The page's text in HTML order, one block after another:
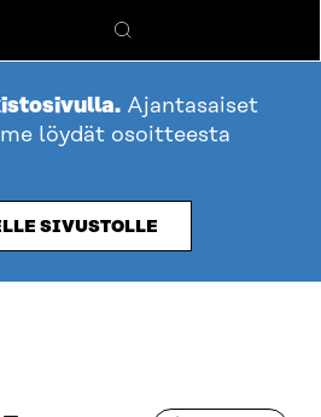
Hae
Ajantasaiset
löydät osoitteesta
SIVUSTOLLE